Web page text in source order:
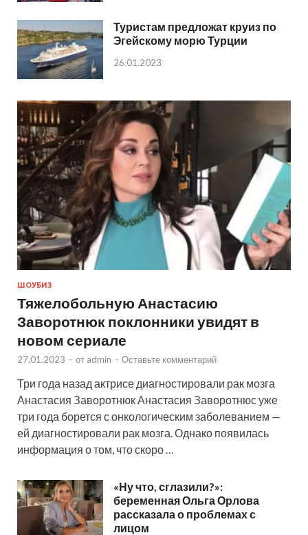
Туристам предложат круиз по
Эгейскому морю Турции
26.01.2023
ШОУБИЗ
Тяжелобольную Анастасию
Заворотнюк поклонники увидят в
новом сериале
27.01.2023 - от admin - Оставьте комментарий
Три года назад актрисе диагностировали рак мозга
Анастасия Заворотнюк Анастасия Заворотнюс уже
три года борется с онкологическим заболеванием —
ей диагностировали рак мозга. Однако появилась
информация о том, что скоро …
«Ну что, сглазили?»:
беременная Ольга Орлова
рассказала о проблемах с
лицом